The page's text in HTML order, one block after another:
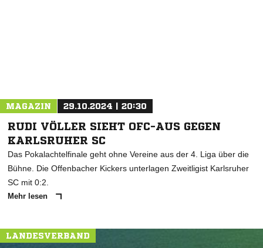
MAGAZIN 29.10.2024 | 20:30
RUDI VÖLLER SIEHT OFC-AUS GEGEN
KARLSRUHER SC
Das Pokalachtelfinale geht ohne Vereine aus der 4. Liga über die
Bühne. Die Offenbacher Kickers unterlagen Zweitligist Karlsruher
SC mit 0:2.
Mehr lesen
LANDESVERBAND